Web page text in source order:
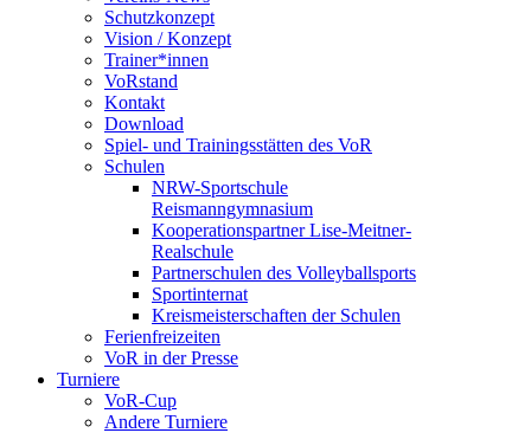
Schutzkonzept
Vision / Konzept
Trainer*innen
VoRstand
Kontakt
Download
Spiel- und Trainingsstätten des VoR
Schulen
NRW-Sportschule
Reismanngymnasium
Kooperationspartner Lise-Meitner-
Realschule
Partnerschulen des Volleyballsports
Sportinternat
Kreismeisterschaften der Schulen
Ferienfreizeiten
VoR in der Presse
Turniere
VoR-Cup
Andere Turniere